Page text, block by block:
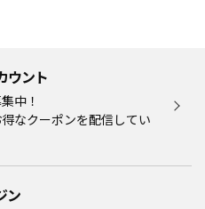
ウント
中！
なクーポンを配信してい
ン​